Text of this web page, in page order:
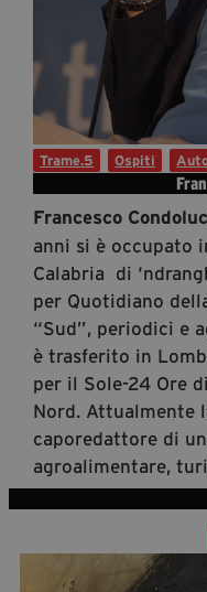
Chi Siamo
Civico Trame
#Trameascuola
Visioni Civiche
Mostra 3D - Visioni
Il Diritto di Essere
Archivio Storico
Contatti
info@tramefestival.it
+39 346 954 4078
Francesco
anni si è occupato
Calabria di
per Quotidiano
“Sud”, periodici e
è trasferito in
per il Sole-24 Ore
Nord. Attualmente
caporedattore di
agroalimentare,
Trame.5 Ospiti